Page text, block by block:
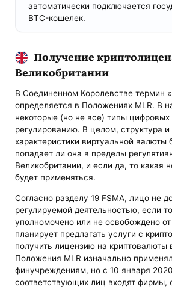
автоматически подключается
BTC-кошелек.
Получение
Великобритании
В Соединенном Королевстве термин
определяется в Положениях MLR. В
некоторые (но не все) типы
регулированию. В целом, структура
характеристики виртуальной валюты
попадает ли она в пределы
Великобритании, и если да, то какая
будет применяться.
Согласно разделу 19 FSMA, лицо не
регулируемой деятельностью, если
уполномочено или не освобождено
планирует предлагать услуги с
получить лицензию на криптовалюты
Положения MLR изначально
финучреждениям, но с 10 января
соответствующих лиц входят